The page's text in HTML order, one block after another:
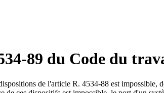
89 du Code du
de l'article R. 4534-88 est impossible,